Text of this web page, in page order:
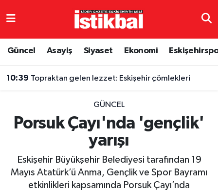
Güncel Asayiş Siyaset Ekonomi
10:39 Topraktan gelen lezzet: Eskişehir çömlekleri
GÜNCEL
Porsuk Çayı'nda 'gençlik'
yarışı
Eskişehir Büyükşehir Belediyesi tarafından 19
Mayıs Atatürk’ü Anma, Gençlik ve Spor Bayramı
etkinlikleri kapsamında Porsuk Çayı’nda
Eskişehirspor
Eğitim
Ekonomi
Eskişehir Nöbetçi Eczaneler
TFF 3.Lig 4.Grup Puan Durumu ve Fikstür
Tüm Manşetler
Son Dakika Haberleri